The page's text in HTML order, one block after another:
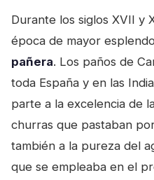
Durante los siglos XVII y
época de mayor
pañera. Los paños de
toda España y en las
parte a la excelencia de
churras que pastaban
también a la pureza del
que se empleaba en el